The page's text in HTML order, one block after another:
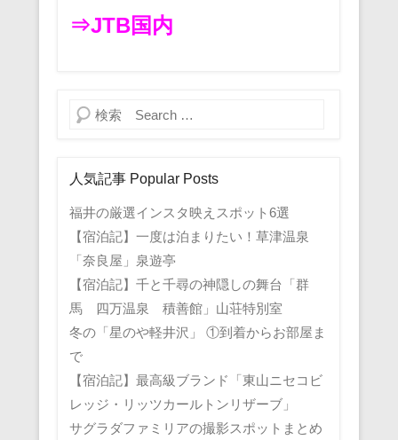
⇒JTB国内
検索
人気記事 Popular Posts
福井の厳選インスタ映えスポット6選
【宿泊記】一度は泊まりたい！草津温泉
「奈良屋」泉遊亭
【宿泊記】千と千尋の神隠しの舞台「群
馬 四万温泉 積善館」山荘特別室
冬の「星のや軽井沢」 ①到着からお部屋ま
で
【宿泊記】最高級ブランド「東山ニセコビ
レッジ・リッツカールトンリザーブ」
サグラダファミリアの撮影スポットまとめ